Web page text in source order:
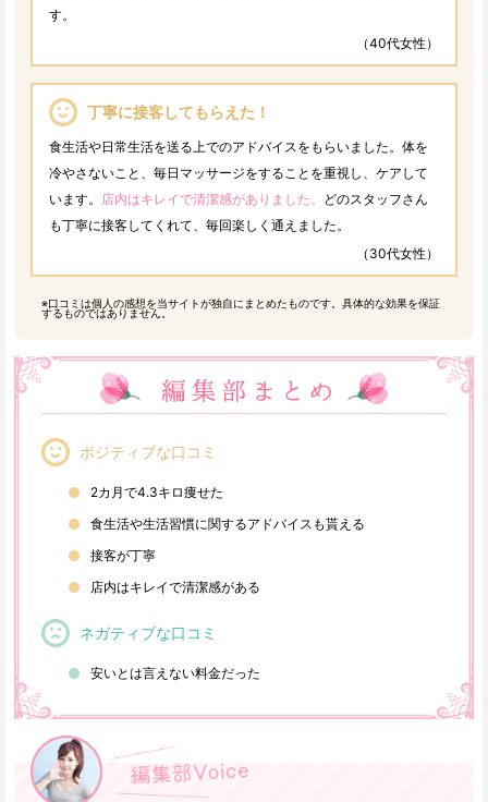
す。
（40代女性）
丁寧に接客してもらえた！
食生活や日常生活を送る上でのアドバイスをもらいました。体を
冷やさないこと、毎日マッサージをすることを重視し、ケアして
います。 店内はキレイで清潔感がありました。
どのスタッフさん
も丁寧に接客してくれて、毎回楽しく通えました。
（30代女性）
※口コミは個人の感想を当サイトが独自にまとめたものです。具体的な効果を保証
するものではありません。
ポジティブな口コミ
2カ月で4.3キロ痩せた
食生活や生活習慣に関するアドバイスも貰える
接客が丁寧
店内はキレイで清潔感がある
ネガティブな口コミ
安いとは言えない料金だった